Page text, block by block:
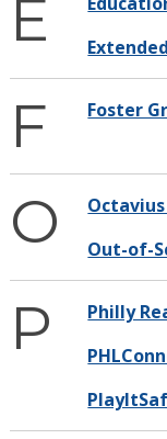
E
F Foster
O
Out-of-
P
Philly